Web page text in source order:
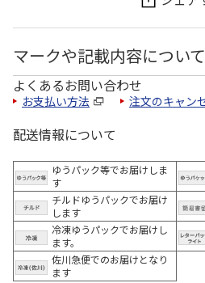
マークや記載内容について
よくあるお問い合わせ
お支払い方法 注文のキャン
配送情報について
ゆうパック等でお届けしま
す
チルドゆうパックでお届け
します
冷凍ゆうパックでお届けし
ます。
佐川急便でのお届けとなり
ます